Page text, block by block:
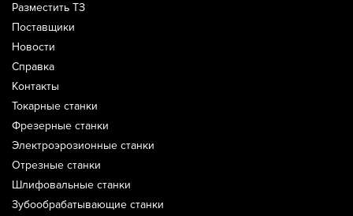
Разместить ТЗ
Поставщики
Новости
Справка
Контакты
Токарные станки
Фрезерные станки
Электроэрозионные станки
Отрезные станки
Шлифовальные станки
Зубообрабатывающие станки